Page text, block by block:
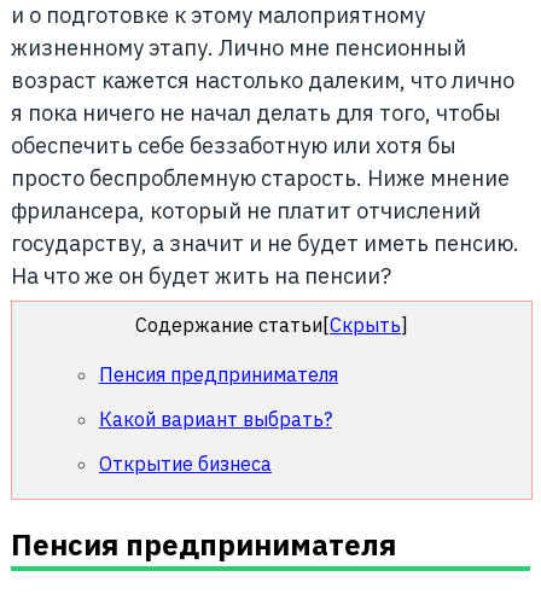
и о подготовке к этому малоприятному
жизненному этапу. Лично мне пенсионный
возраст кажется настолько далеким, что лично
я пока ничего не начал делать для того, чтобы
обеспечить себе беззаботную или хотя бы
просто беспроблемную старость. Ниже мнение
фрилансера, который не платит отчислений
государству, а значит и не будет иметь пенсию.
На что же он будет жить на пенсии?
Содержание статьи [Скрыть]
Пенсия предпринимателя
Какой вариант выбрать?
Открытие бизнеса
Пенсия предпринимателя